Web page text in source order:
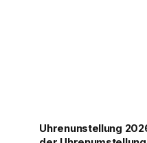
Uhrenunstellung